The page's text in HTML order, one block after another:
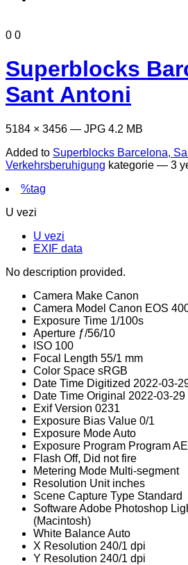
0 0
Superblocks
Sant Antoni
5184 × 3456 — JPG 4.2 MB
Added to Superblocks Barcelona,
Verkehrsberuhigung kategorie — 3
%tag
U vezi
U vezi
EXIF data
No description provided.
Camera Make Canon
Camera Model Canon EOS
Exposure Time 1/100s
Aperture ƒ/56/10
ISO 100
Focal Length 55/1 mm
Color Space sRGB
Date Time Digitized 2022-03-
Date Time Original 2022-03-
Exif Version 0231
Exposure Bias Value 0/1
Exposure ModeAuto
Exposure Program Program AE
Flash Off, Did not fire
Metering Mode Multi-segment
Resolution Unit inches
Scene Capture Type Standard
SoftwareAdobe Photoshop
(Macintosh)
White BalanceAuto
X Resolution 240/1 dpi
Y Resolution 240/1 dpi